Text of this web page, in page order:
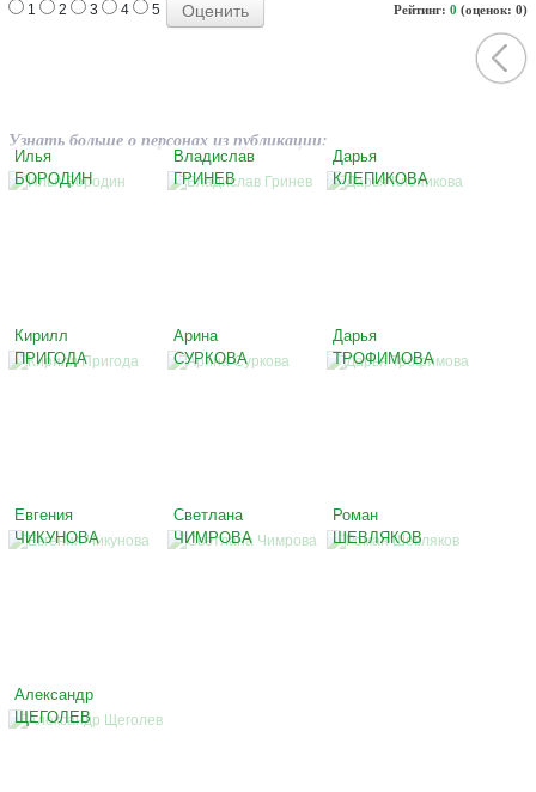
Рейтинг: 0 (оценок: 0)
1 2 3 4 5
Узнать больше о персонах из публикации:
Илья
БОРОДИН
Владислав
ГРИНЕВ
Дарья
КЛЕПИКОВА
Кирилл
ПРИГОДА
Арина
СУРКОВА
Дарья
ТРОФИМОВА
Евгения
ЧИКУНОВА
Светлана
ЧИМРОВА
Роман
ШЕВЛЯКОВ
Александр
ЩЕГОЛЕВ